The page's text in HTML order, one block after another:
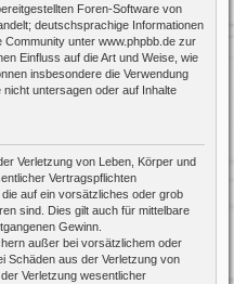
Foren-Software von
deutschsprachige Informationen
unter www.phpbb.de zur
Einfluss auf die Art und Weise, wie
insbesondere die Verwendung
untersagen oder auf Inhalte
Verletzung von Leben, Körper und
Vertragspflichten
auf ein vorsätzliches oder grob
sind. Dies gilt auch für mittelbare
Gewinn.
außer bei vorsätzlichem oder
Schäden aus der Verletzung von
Verletzung wesentlicher